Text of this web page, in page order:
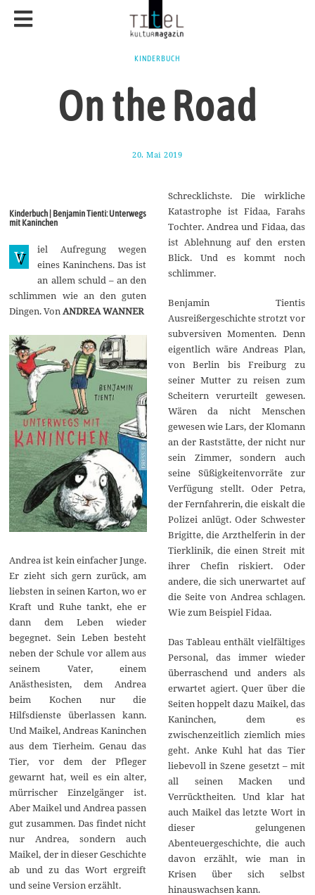
KINDERBUCH
On the Road
20. Mai 2019
a
2
0
1
9
Kinderbuch | Benjamin Tienti: Unterwegs
mit Kaninchen
V
iel Aufregung wegen
eines Kaninchens. Das ist
an allem schuld – an den
schlimmen wie an den guten
Dingen. Von ANDREA WANNER
Andrea ist kein einfacher Junge.
Er zieht sich gern zurück, am
liebsten in seinen Karton, wo er
Kraft und Ruhe tankt, ehe er
dann dem Leben wieder
begegnet. Sein Leben besteht
neben der Schule vor allem aus
seinem Vater, einem
Anästhesisten, dem Andrea
beim Kochen nur die
Hilfsdienste überlassen kann.
Und Maikel, Andreas Kaninchen
aus dem Tierheim. Genau das
Tier, vor dem der Pfleger
gewarnt hat, weil es ein alter,
mürrischer Einzelgänger ist.
Aber Maikel und Andrea passen
gut zusammen. Das findet nicht
nur Andrea, sondern auch
Maikel, der in dieser Geschichte
ab und zu das Wort ergreift
und seine Version erzählt.
Schrecklichste. Die wirkliche
Katastrophe ist Fidaa, Farahs
Tochter. Andrea und Fidaa, das
ist Ablehnung auf den ersten
Blick. Und es kommt noch
schlimmer.
Benjamin Tientis
Ausreißergeschichte strotzt vor
subversiven Momenten. Denn
eigentlich wäre Andreas Plan,
von Berlin bis Freiburg zu
seiner Mutter zu reisen zum
Scheitern verurteilt gewesen.
Wären da nicht Menschen
gewesen wie Lars, der Klomann
an der Raststätte, der nicht nur
sein Zimmer, sondern auch
seine Süßigkeitenvorräte zur
Verfügung stellt. Oder Petra,
der Fernfahrerin, die eiskalt die
Polizei anlügt. Oder Schwester
Brigitte, die Arzthelferin in der
Tierklinik, die einen Streit mit
ihrer Chefin riskiert. Oder
andere, die sich unerwartet auf
die Seite von Andrea schlagen.
Wie zum Beispiel Fidaa.
Das Tableau enthält vielfältiges
Personal, das immer wieder
überraschend und anders als
erwartet agiert. Quer über die
Seiten hoppelt dazu Maikel, das
Kaninchen, dem es
zwischenzeitlich ziemlich mies
geht. Anke Kuhl hat das Tier
liebevoll in Szene gesetzt – mit
all seinen Macken und
Verrücktheiten. Und klar hat
auch Maikel das letzte Wort in
dieser gelungenen
Abenteuergeschichte, die auch
davon erzählt, wie man in
Krisen über sich selbst
hinauswachsen kann.